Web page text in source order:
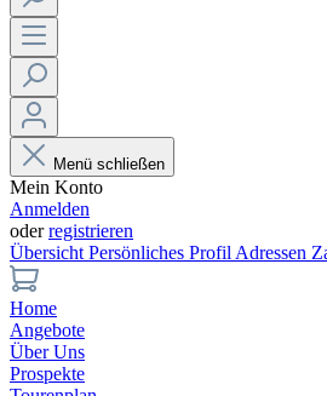
Menü schließen
Mein Konto
Anmelden
oderregistrieren
Übersicht Persönliches Profil Adressen
Home
Angebote
Über Uns
Prospekte